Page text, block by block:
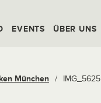
EVENTS ÜBER UNS
München / IMG_5625